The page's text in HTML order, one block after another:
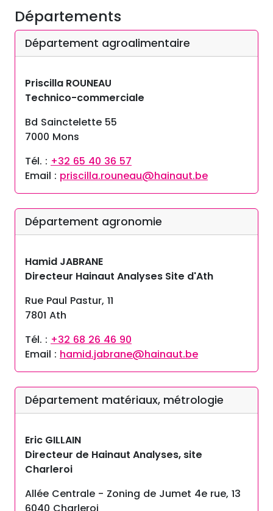
Départements
Département agroalimentaire
Priscilla ROUNEAU
Technico-commerciale
Bd Sainctelette 55
7000 Mons
Tél. : +32 65 40 36 57
Email : priscilla.rouneau@hainaut.be
Département agronomie
Hamid JABRANE
Directeur Hainaut Analyses Site d'Ath
Rue Paul Pastur, 11
7801 Ath
Tél. : +32 68 26 46 90
Email : hamid.jabrane@hainaut.be
Département matériaux, métrologie
Eric GILLAIN
Directeur de Hainaut Analyses, site
Charleroi
Allée Centrale - Zoning de Jumet 4e rue, 13